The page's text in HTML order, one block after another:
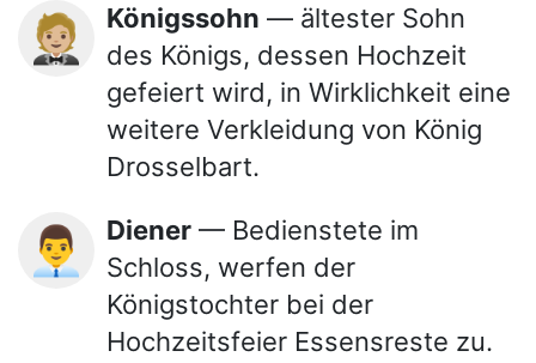
🤵🏼 Königssohn — ältester Sohn
des Königs, dessen Hochzeit
gefeiert wird, in Wirklichkeit eine
weitere Verkleidung von König
Drosselbart.
👨‍💼 Diener — Bedienstete im
Schloss, werfen der
Königstochter bei der
Hochzeitsfeier Essensreste zu.